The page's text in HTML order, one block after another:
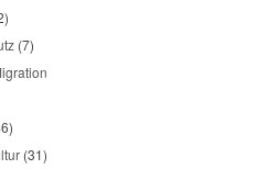
(7)
(31)